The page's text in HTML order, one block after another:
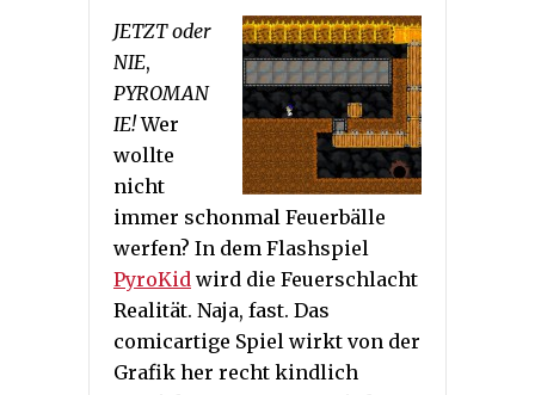
JETZT oder
NIE,
PYROMAN
IE!Wer
wollte
nicht
immer schonmal Feuerbälle
werfen? In dem Flashspiel
PyroKid wird die Feuerschlacht
Realität. Naja, fast. Das
comicartige Spiel wirkt von der
Grafik her recht kindlich